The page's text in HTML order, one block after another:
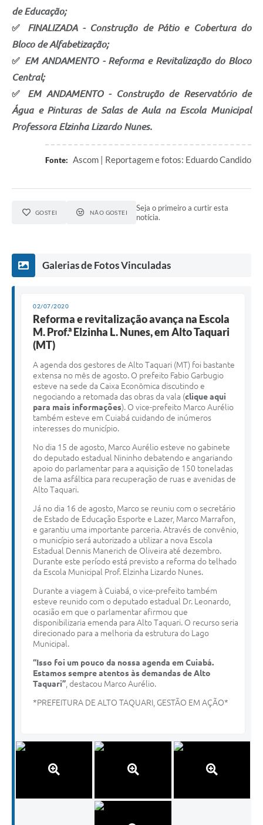
de Educação;
✅
FINALIZADA - Construção de Pátio e Cobertura do
Bloco de Alfabetização;
✅ EM ANDAMENTO - Reforma e Revitalização do Bloco
Central;
✅
EM ANDAMENTO - Construção de Reservatório de
Água e Pinturas de Salas de Aula na Escola Municipal
Professora Elzinha Lizardo Nunes.
Fonte: Ascom | Reportagem e fotos: Eduardo Candido
GOSTEI NÃO GOSTEI
Seja o primeiro a curtir esta
notícia.
Galerias de Fotos Vinculadas
02/07/2020
Reforma e revitalização avança na Escola
M. Prof.ª Elzinha L. Nunes, em Alto Taquari
(MT)
A agenda dos gestores de Alto Taquari (MT) foi bastante
extensa no mês de agosto. O prefeito Fabio Garbugio
esteve na sede da Caixa Econômica discutindo e
negociando a retomada das obras da vala (clique aqui
para mais informações). O vice-prefeito Marco Aurélio
também esteve em Cuiabá cuidando de inúmeros
interesses do município.
No dia 15 de agosto, Marco Aurélio esteve no gabinete
do deputado estadual Nininho debatendo e angariando
apoio do parlamentar para a aquisição de 150 toneladas
de lama asfáltica para recuperação de ruas e avenidas de
Alto Taquari.
Já no dia 16 de agosto, Marco se reuniu com o secretário
de Estado de Educação Esporte e Lazer, Marco Marrafon,
e garantiu uma importante parceria. Através de convênio,
o município será autorizado a utilizar a nova Escola
Estadual Dennis Manerich de Oliveira até dezembro.
Durante este período está previsto a reforma do telhado
da Escola Municipal Prof. Elzinha Lizardo Nunes.
Durante a viagem à Cuiabá, o vice-prefeito também
esteve reunido com o deputado estadual Dr. Leonardo,
ocasião em que o parlamentar afirmou que
disponibilizaria emenda para Alto Taquari. O recurso seria
direcionado para a melhoria da estrutura do Lago
Municipal.
“Isso foi um pouco da nossa agenda em Cuiabá.
Estamos sempre atentos às demandas de Alto
Taquari” , destacou Marco Aurélio.
*PREFEITURA DE ALTO TAQUARI, GESTÃO EM AÇÃO*